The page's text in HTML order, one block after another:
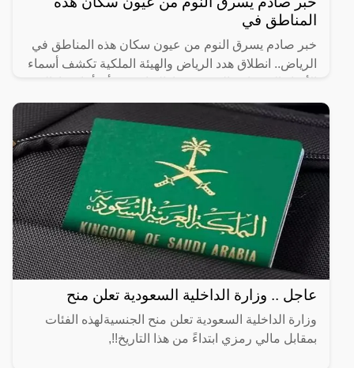
المناطق في
خبر صادم يسرق النوم من عيون سكان هذه المناطق في
الرياض.. انطلاق هدد الرياض والهيئة الملكية تكشف أسماء
عاجل .. وزارة الداخلية السعودية تعلن منح
وزارة الداخلية السعودية تعلن منح الجنسيةلهذه الفئات
بمقابل مالي رمزي ابتداءً من هذا التاريخ!!,